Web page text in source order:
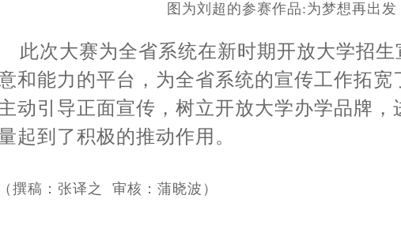
图为刘超的参赛作品:为梦想再出发
此次大赛为全省系统在新时期开放大学招生
和能力的平台，为全省系统的宣传工作拓宽
动引导正面宣传，树立开放大学办学品牌，
起到了积极的推动作用。
（撰稿：张译之 审核：蒲晓波）